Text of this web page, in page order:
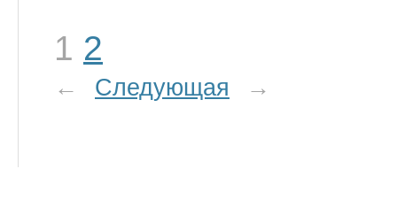
1 2
← Следующая →